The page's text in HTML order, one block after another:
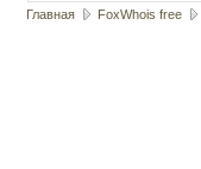
Главная FoxWhois free